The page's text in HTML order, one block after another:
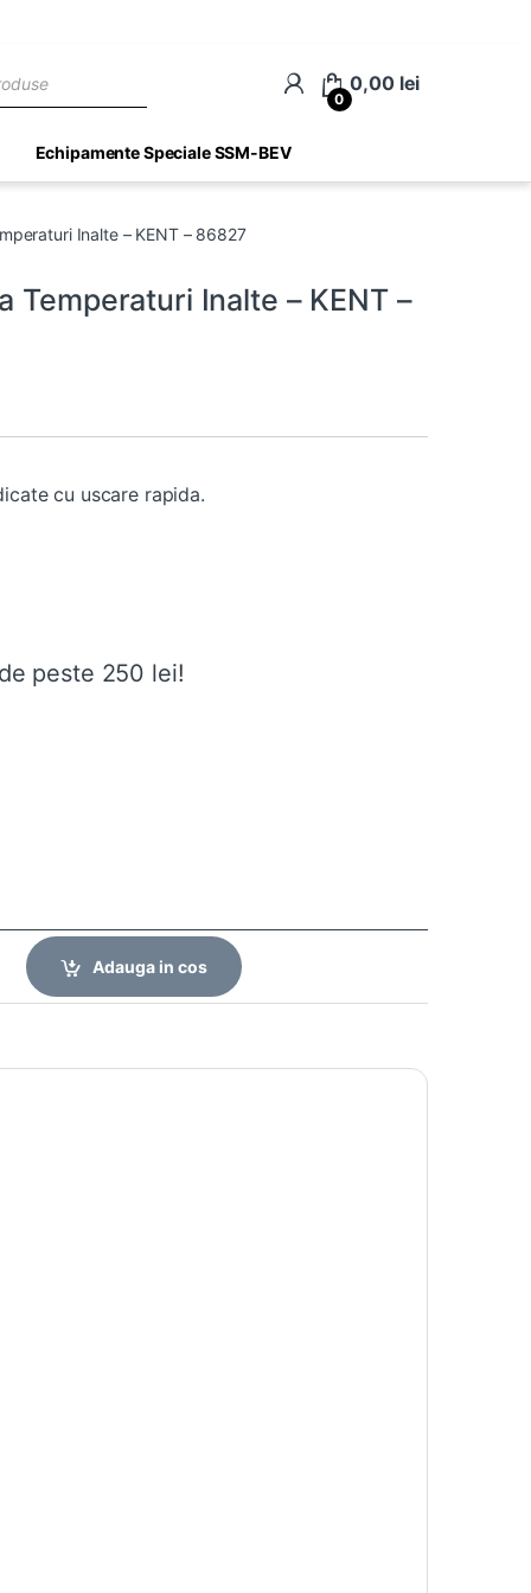
0
0,00 lei
Echipamente Speciale SSM-BEV
Inalte – KENT – 86827
Temperaturi Inalte – KENT –
cu uscare rapida.
peste 250 lei!
Adauga in cos